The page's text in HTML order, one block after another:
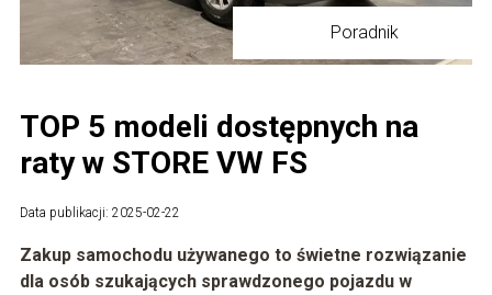
Poradnik
TOP 5 modeli dostępnych na
raty w STORE VW FS
Data publikacji: 2025-02-22
Zakup samochodu używanego to świetne rozwiązanie
dla osób szukających sprawdzonego pojazdu w